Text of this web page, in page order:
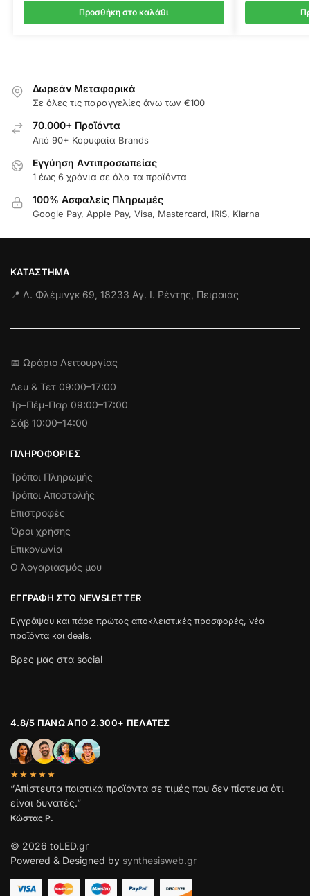
Προσθήκη στο καλάθι
Δωρεάν Μεταφορικά
Σε όλες τις παραγγελίες άνω των €100
70.000+ Προϊόντα
Από 90+ Κορυφαία Brands
Εγγύηση Aντιπροσωπείας
1 έως 6 χρόνια σε όλα τα προϊόντα
100% Ασφαλείς Πληρωμές
Google Pay, Apple Pay, Visa, Mastercard, IRIS, Klarna
ΚΑΤΆΣΤΗΜΑ
📍 Λ. Φλέμινγκ 69, 18233 Αγ. Ι. Ρέντης, Πειραιάς
📅 Ωράριο Λειτουργίας
Δευ & Τετ 09:00–17:00
Τρ–Πέμ-Παρ 09:00–17:00
Σάβ 10:00–14:00
ΠΛΗΡΟΦΟΡΊΕΣ
Τρόποι Πληρωμής
Τρόποι Αποστολής
Επιστροφές
Όροι χρήσης
Επικονωνία
Ο λογαριασμός μου
ΕΓΓΡΑΦΉ ΣΤΟ NEWSLETTER
Εγγράψου και πάρε πρώτος αποκλειστικές προσφορές, νέα
προϊόντα και deals.
Βρες μας στα social
4.8/5 ΠΆΝΩ ΑΠΌ 2.300+ ΠΕΛΆΤΕΣ
★★★★★
“Απίστευτα ποιοτικά προϊόντα σε τιμές που δεν πίστευα ότι
είναι δυνατές.”
Κώστας Ρ.
© 2026 toLED.gr
Powered & Designed by synthesisweb.gr